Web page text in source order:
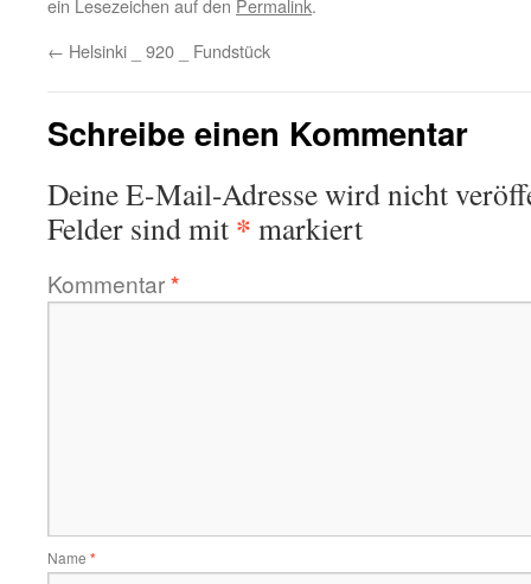
← Helsinki _ 920 _ Fundstück
Schreibe einen Kommentar
Deine E-Mail-Adresse wird nicht
Felder sind mit * markiert
Kommentar*
Name *